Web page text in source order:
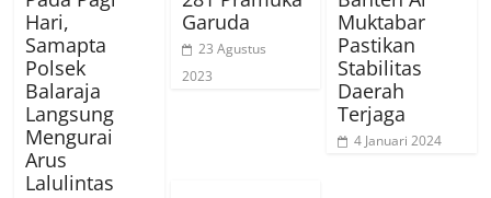
Hari,
Samapta
Polsek
Balaraja
Langsung
Mengurai
Arus
Lalulintas
Garuda
23 Agustus
2023
Muktabar
Pastikan
Stabilitas
Daerah
Terjaga
4 Januari 2024